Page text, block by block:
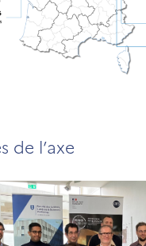
de l’axe